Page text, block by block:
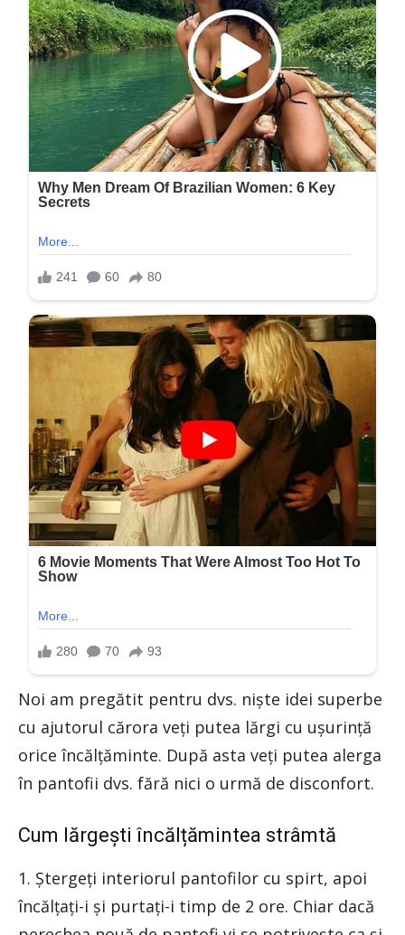
Noi am pregătit pentru dvs. niște idei superbe
cu ajutorul cărora veți putea lărgi cu ușurință
orice încălțăminte. După asta veți putea alerga
în pantofii dvs. fără nici o urmă de disconfort.
Cum lărgești încălțămintea strâmtă
1. Ștergeți interiorul pantofilor cu spirt, apoi
încălțați-i și purtați-i timp de 2 ore. Chiar dacă